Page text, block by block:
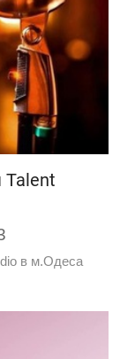
Talent
в м.Одеса